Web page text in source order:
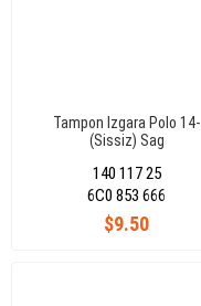
Tampon Izgara Polo 14-
(Sissiz) Sag
140 117 25
$9.50
6C0 853 666